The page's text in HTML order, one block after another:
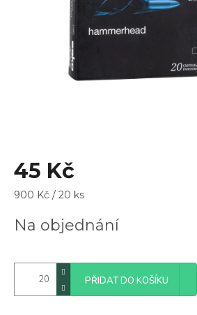
45 Kč
Měrná
900 Kč / 20 ks
Na objednání
PŘIDAT DO KOŠÍKU